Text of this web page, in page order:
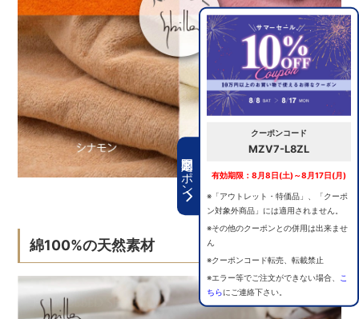
期間限定クーポン
クーポンコード
MZV7-L8ZL
有効期限：8月8日(土)～8月17日(月)
※「アウトレット・特価品」、「クーポ
ン対象外商品」には適用されません。
※その他のクーポンとの併用は出来ませ
ん
※クーポンコード転売、転載禁止
※エラー等でご注文ができない場合、
こ
ちらにご連絡下さい。
綿100%の天然素材